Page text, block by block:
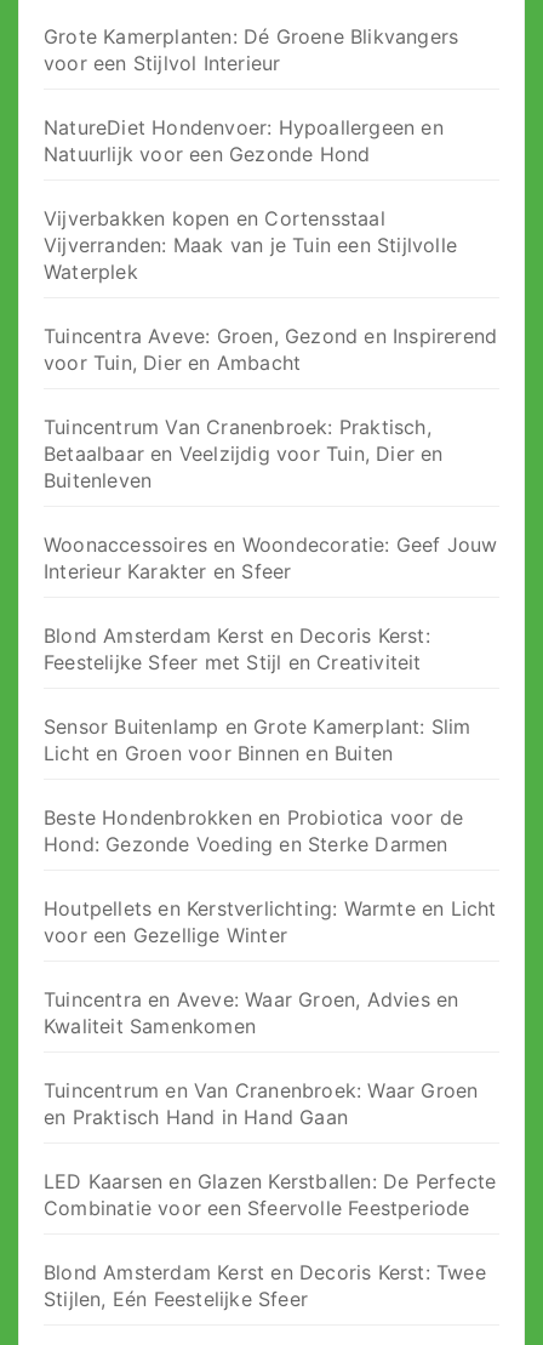
Grote Kamerplanten: Dé Groene Blikvangers
voor een Stijlvol Interieur
NatureDiet Hondenvoer: Hypoallergeen en
Natuurlijk voor een Gezonde Hond
Vijverbakken kopen en Cortensstaal
Vijverranden: Maak van je Tuin een Stijlvolle
Waterplek
Tuincentra Aveve: Groen, Gezond en Inspirerend
voor Tuin, Dier en Ambacht
Tuincentrum Van Cranenbroek: Praktisch,
Betaalbaar en Veelzijdig voor Tuin, Dier en
Buitenleven
Woonaccessoires en Woondecoratie: Geef Jouw
Interieur Karakter en Sfeer
Blond Amsterdam Kerst en Decoris Kerst:
Feestelijke Sfeer met Stijl en Creativiteit
Sensor Buitenlamp en Grote Kamerplant: Slim
Licht en Groen voor Binnen en Buiten
Beste Hondenbrokken en Probiotica voor de
Hond: Gezonde Voeding en Sterke Darmen
Houtpellets en Kerstverlichting: Warmte en Licht
voor een Gezellige Winter
Tuincentra en Aveve: Waar Groen, Advies en
Kwaliteit Samenkomen
Tuincentrum en Van Cranenbroek: Waar Groen
en Praktisch Hand in Hand Gaan
LED Kaarsen en Glazen Kerstballen: De Perfecte
Combinatie voor een Sfeervolle Feestperiode
Blond Amsterdam Kerst en Decoris Kerst: Twee
Stijlen, Eén Feestelijke Sfeer